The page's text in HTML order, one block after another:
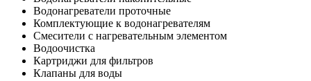
Водонагреватели проточные
Комплектующие к водонагревателям
Смесители с нагревательным элементом
Водоочистка
Картриджи для фильтров
Клапаны для воды